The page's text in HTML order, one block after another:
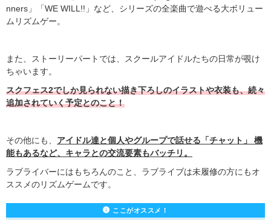
nners」「WE WILL!!」など、シリーズの全楽曲で遊べる大ボリュー
ムリズムゲー。
また、ストーリーパートでは、スクールアイドルたちの日常が覗け
ちゃいます。
スクフェス2でしか見られない描き下ろしのイラストや衣装も、続々
追加されていく予定とのこと！
その他にも、 アイドル達と個人やグループで話せる「チャット」 機
能もあるなど、キャラとの交流要素もバッチリ。
ラブライバーにはもちろんのこと、ラブライブは未履修の方にもオ
ススメのリズムゲームです。
ここがオススメ！